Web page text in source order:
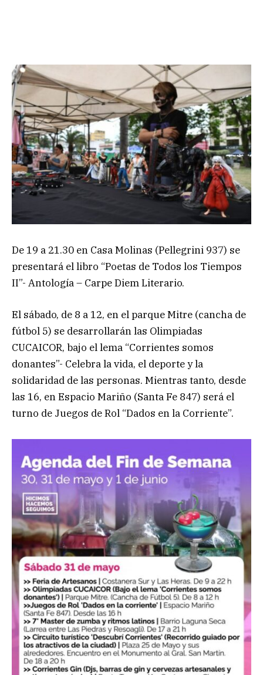
De 19 a 21.30 en Casa Molinas (Pellegrini 937) se
presentará el libro “Poetas de Todos los Tiempos
II”- Antología – Carpe Diem Literario.
El sábado, de 8 a 12, en el parque Mitre (cancha de
fútbol 5) se desarrollarán las Olimpiadas
CUCAICOR, bajo el lema “Corrientes somos
donantes”- Celebra la vida, el deporte y la
solidaridad de las personas. Mientras tanto, desde
las 16, en Espacio Mariño (Santa Fe 847) será el
turno de Juegos de Rol “Dados en la Corriente”.